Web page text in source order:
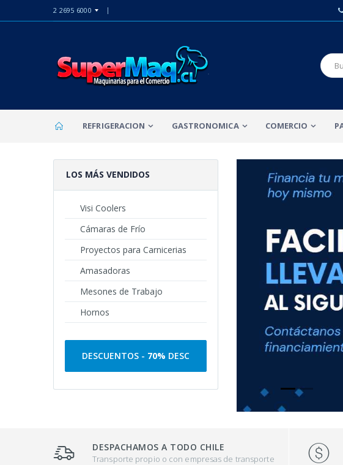
2 2695 6000
REFRIGERACION GASTRONOMICA COMERCIO
LOS MÁS VENDIDOS
Visi Coolers
Cámaras de Frío
Proyectos para Carnicerias
Amasadoras
Mesones de Trabajo
Hornos
DESCUENTOS - 70% DESC
DESPACHAMOS A TODO CHILE
Transporte propio o con empresas de transporte